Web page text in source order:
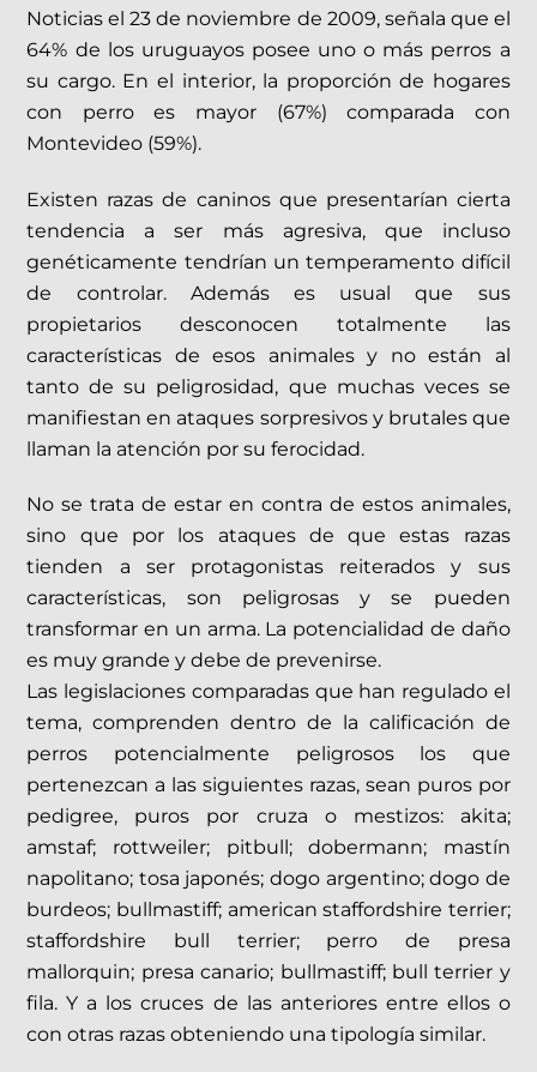
Noticias el 23 de noviembre de 2009, señala que el
64% de los uruguayos posee uno o más perros a
su cargo. En el interior, la proporción de hogares
con perro es mayor (67%) comparada con
Montevideo (59%).
Existen razas de caninos que presentarían cierta
tendencia a ser más agresiva, que incluso
genéticamente tendrían un temperamento difícil
de controlar. Además es usual que sus
propietarios desconocen totalmente las
características de esos animales y no están al
tanto de su peligrosidad, que muchas veces se
manifiestan en ataques sorpresivos y brutales que
llaman la atención por su ferocidad.
No se trata de estar en contra de estos animales,
sino que por los ataques de que estas razas
tienden a ser protagonistas reiterados y sus
características, son peligrosas y se pueden
transformar en un arma. La potencialidad de daño
es muy grande y debe de prevenirse.
Las legislaciones comparadas que han regulado el
tema, comprenden dentro de la calificación de
perros potencialmente peligrosos los que
pertenezcan a las siguientes razas, sean puros por
pedigree, puros por cruza o mestizos: akita;
amstaf; rottweiler; pitbull; dobermann; mastín
napolitano; tosa japonés; dogo argentino; dogo de
burdeos; bullmastiff; american staffordshire terrier;
staffordshire bull terrier; perro de presa
mallorquin; presa canario; bullmastiff; bull terrier y
fila. Y a los cruces de las anteriores entre ellos o
con otras razas obteniendo una tipología similar.